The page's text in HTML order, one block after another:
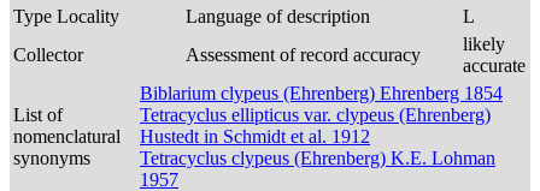
Type Locality
Language of description
L
Collector
Assessment of record accuracy
likely
accurate
List of
nomenclatural
synonyms
Biblarium clypeus (Ehrenberg) Ehrenberg 1854
Tetracyclus ellipticus var. clypeus (Ehrenberg)
Hustedt in Schmidt et al. 1912
Tetracyclus clypeus (Ehrenberg) K.E. Lohman
1957